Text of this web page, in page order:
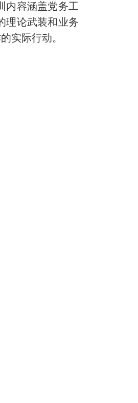
内容涵盖党务工
理论武装和业务
实际行动。